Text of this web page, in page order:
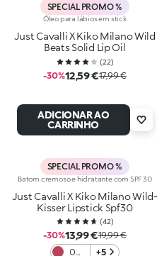
SPECIAL PROMO %
Óleo para lábios em stick
Just Cavalli X Kiko Milano Wild
Beats Solid Lip Oil
(22)
-30%12,59 €17,99 €
ADICIONAR AO
CARRINHO
SPECIAL PROMO %
Batom cremoso e hidratante com SPF 30
Just Cavalli X Kiko Milano Wild-
Kisser Lipstick Spf30
(42)
-30%13,99 €19,99 €
06
+5